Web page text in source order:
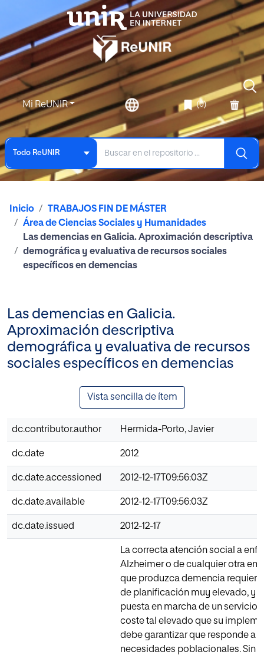
Mi ReUNIR (0)
Todo ReUNIR
Inicio
TRABAJOS FIN DE MÁSTER
Área de Ciencias Sociales y Humanidades
Las demencias en Galicia. Aproximación descriptiva
demográfica y evaluativa de recursos sociales
específicos en demencias
Las demencias en Galicia.
Aproximación descriptiva
demográfica y evaluativa de recursos
sociales específicos en demencias
Vista sencilla de ítem
dc.contributor.author Hermida-Porto, Javier
dc.date 2012
dc.date.accessioned 2012-12-17T09:56:03Z
dc.date.available 2012-12-17T09:56:03Z
dc.date.issued 2012-12-17
La correcta atención social a
Alzheimer o de cualquier otra
que produzca demencia requiere
de planificación muy elevado, y
puesta en marcha de un servicio
coste tal elevado que su
debe garantizar que responde a
necesidades poblacionales. Sin